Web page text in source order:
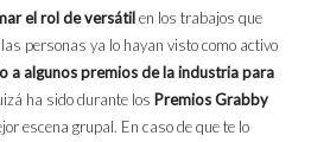
el rol de versátilen los trabajos que
personas ya lo hayan visto como activo
a algunos premios de la industria para
ha sido durante los Premios Grabby
escena grupal. En caso de que te lo